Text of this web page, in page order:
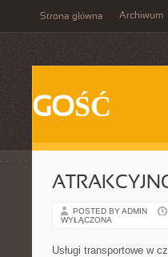
Strona główna Archiwum
GOŚĆ
POSTED BY ADMIN
WYŁĄCZONA
Usługi transportowe w